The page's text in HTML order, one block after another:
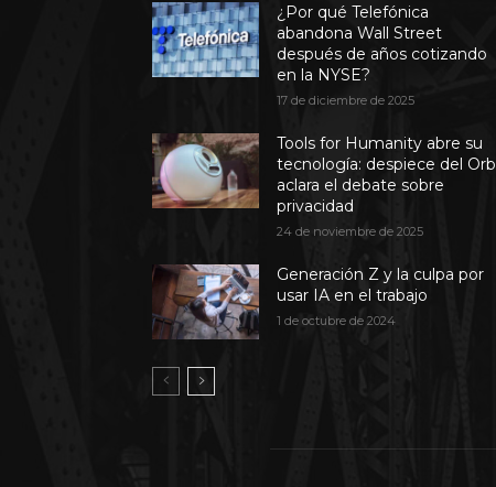
¿Por qué Telefónica
abandona Wall Street
después de años cotizando
en la NYSE?
17 de diciembre de 2025
Tools for Humanity abre su
tecnología: despiece del Orb
aclara el debate sobre
privacidad
24 de noviembre de 2025
Generación Z y la culpa por
usar IA en el trabajo
1 de octubre de 2024